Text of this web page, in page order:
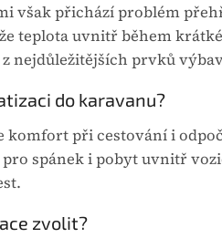
však přichází problém
teplota uvnitř během
nejdůležitějších prvků
do karavanu?
komfort při cestování i
spánek i pobyt uvnitř
zvolit?